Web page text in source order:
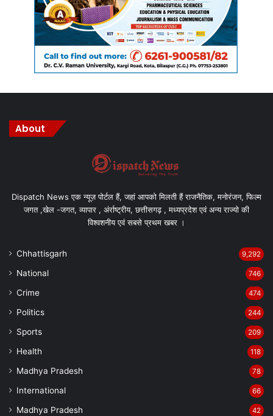
About
Dispatch News एक न्यूज़ पोर्टल हैं, जहां आपको मिलती हैं राजनैतिक, मनोरंजन, फिल्म
जगत ,खेल -जगत, व्यापार , अंर्राष्ट्रीय, छत्तीसगढ़ , मध्यप्रदेश एवं अन्य राज्यो की
विश्वशनीय एवं सबसे प्रथम खबर ।
Chhattisgarh 9,292
National 746
Crime 474
Politics 244
Sports 209
Health 118
Madhya Pradesh 78
International 66
Madhya Pradesh 42